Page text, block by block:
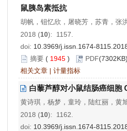
鼠胰岛素抵抗
胡帆，钮忆欣，屠晓芳，苏青，张
2018 (10): 1157.
doi: 10.3969/j.issn.1674-
摘要 ( 1945 ) PDF
相关文章 | 计量指标
白藜芦醇对小鼠结肠癌细胞
黄诗琪，杨梦，童玲，陆红丽，黄
2018 (10): 1162.
doi: 10.3969/j.issn.1674-